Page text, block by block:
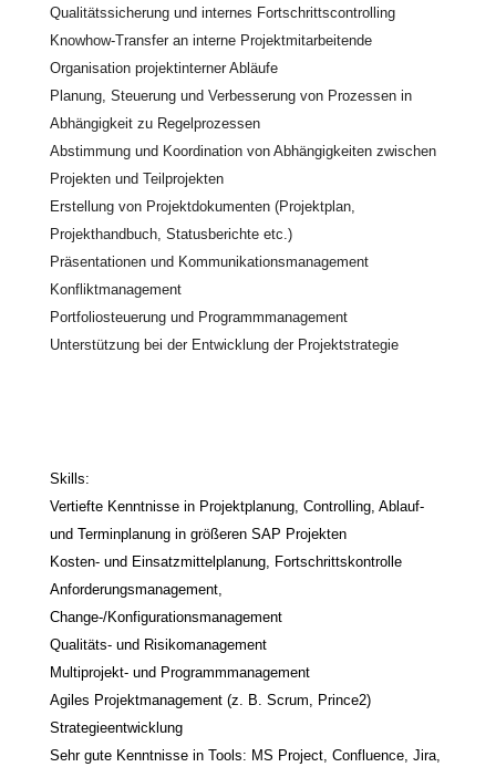
Qualitätssicherung und internes Fortschrittscontrolling
Knowhow-Transfer an interne Projektmitarbeitende
Organisation projektinterner Abläufe
Planung, Steuerung und Verbesserung von Prozessen in
Abhängigkeit zu Regelprozessen
Abstimmung und Koordination von Abhängigkeiten zwischen
Projekten und Teilprojekten
Erstellung von Projektdokumenten (Projektplan,
Projekthandbuch, Statusberichte etc.)
Präsentationen und Kommunikationsmanagement
Konfliktmanagement
Portfoliosteuerung und Programmmanagement
Unterstützung bei der Entwicklung der Projektstrategie
Skills:
Vertiefte Kenntnisse in Projektplanung, Controlling, Ablauf-
und Terminplanung in größeren SAP Projekten
Kosten- und Einsatzmittelplanung, Fortschrittskontrolle
Anforderungsmanagement,
Change-/Konfigurationsmanagement
Qualitäts- und Risikomanagement
Multiprojekt- und Programmmanagement
Agiles Projektmanagement (z. B. Scrum, Prince2)
Strategieentwicklung
Sehr gute Kenntnisse in Tools: MS Project, Confluence, Jira,